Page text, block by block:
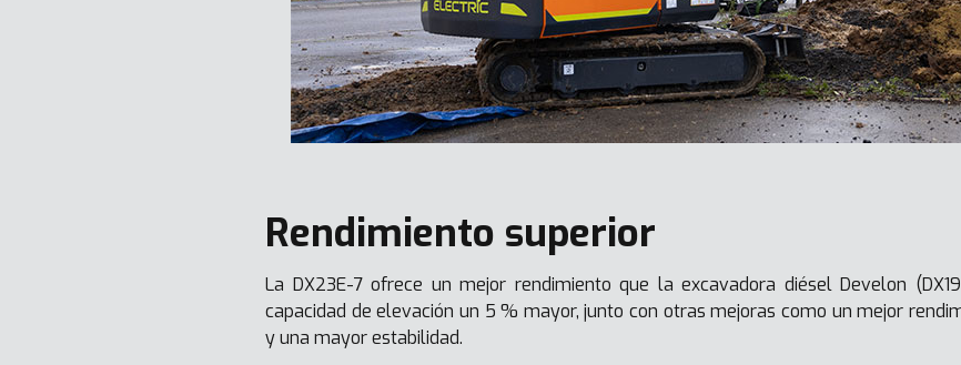
Rendimiento superior
La DX23E-7 ofrece un mejor rendimiento que la excavadora diésel Develon
capacidad de elevación un 5 % mayor, junto con otras mejoras como un mejor
y una mayor estabilidad.